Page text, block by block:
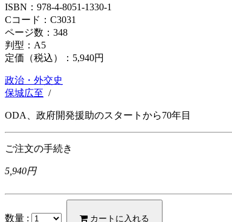
ISBN：978-4-8051-1330-1
Cコード：C3031
ページ数：348
判型：A5
定価（税込）： 5,940円
政治・外交史
保城広至 /
ODA、政府開発援助のスタートから70年目
ご注文の手続き
5,940円
数量 : カートに入れる